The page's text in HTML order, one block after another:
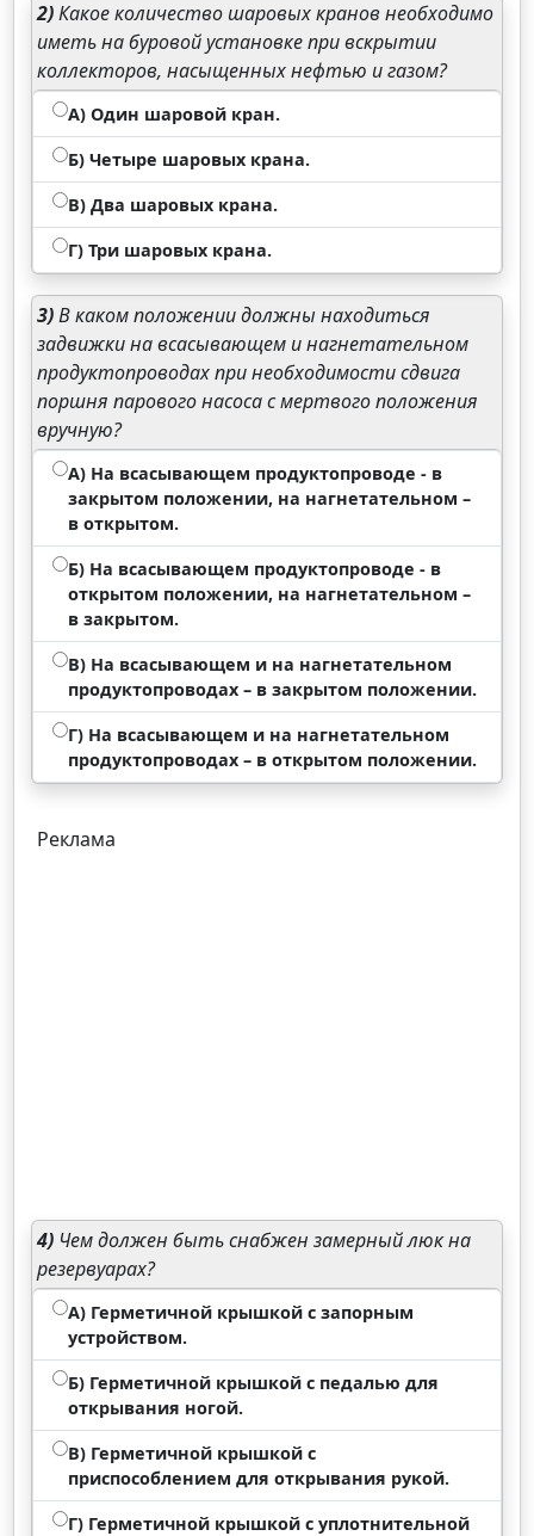
2)Какое количество шаровых кранов необходимо
иметь на буровой установке при вскрытии
коллекторов, насыщенных нефтью и газом?
А) Один шаровой кран.
Б) Четыре шаровых крана.
В) Два шаровых крана.
Г) Три шаровых крана.
3)В каком положении должны находиться
задвижки на всасывающем и нагнетательном
продуктопроводах при необходимости сдвига
поршня парового насоса с мертвого положения
вручную?
А) На всасывающем продуктопроводе - в
закрытом положении, на нагнетательном –
в открытом.
Б) На всасывающем продуктопроводе - в
открытом положении, на нагнетательном –
в закрытом.
В) На всасывающем и на нагнетательном
продуктопроводах – в закрытом положении.
Г) На всасывающем и на нагнетательном
продуктопроводах – в открытом положении.
Реклама
4) Чем должен быть снабжен замерный люк на
резервуарах?
А) Герметичной крышкой с запорным
устройством.
Б) Герметичной крышкой с педалью для
открывания ногой.
В) Герметичной крышкой с
приспособлением для открывания рукой.
Г) Герметичной крышкой с уплотнительной